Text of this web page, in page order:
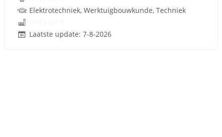
Elektrotechniek, Werktuigbouwkunde, Techniek
Laatste update: 7-8-2026